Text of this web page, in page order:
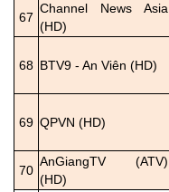
67
Channel News Asia
(HD)
68 BTV9 - An Viên (HD)
69 QPVN (HD)
70
AnGiangTV (ATV)
(HD)